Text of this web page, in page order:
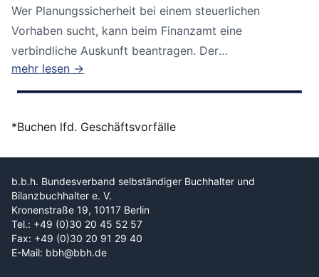
Wer Planungssicherheit bei einem steuerlichen
Vorhaben sucht, kann beim Finanzamt eine
verbindliche Auskunft beantragen. Der
Bundesfinanzhof...
mehr lesen →
*Buchen lfd. Geschäftsvorfälle
b.b.h. Bundesverband selbständiger Buchhalter und
Bilanzbuchhalter e. V.
Kronenstraße 19, 10117 Berlin
Tel.: +49 (0)30 20 45 52 57
Fax: +49 (0)30 20 91 29 40
E-Mail: bbh@bbh.de